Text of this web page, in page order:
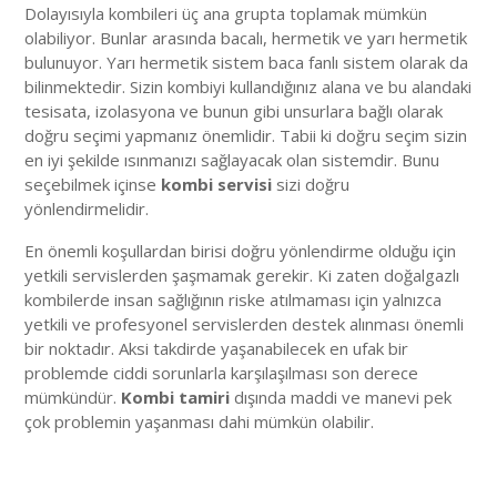
Dolayısıyla kombileri üç ana grupta toplamak mümkün
olabiliyor. Bunlar arasında bacalı, hermetik ve yarı hermetik
bulunuyor. Yarı hermetik sistem baca fanlı sistem olarak da
bilinmektedir. Sizin kombiyi kullandığınız alana ve bu alandaki
tesisata, izolasyona ve bunun gibi unsurlara bağlı olarak
doğru seçimi yapmanız önemlidir. Tabii ki doğru seçim sizin
en iyi şekilde ısınmanızı sağlayacak olan sistemdir. Bunu
seçebilmek içinse kombi servisi sizi doğru
yönlendirmelidir.
En önemli koşullardan birisi doğru yönlendirme olduğu için
yetkili servislerden şaşmamak gerekir. Ki zaten doğalgazlı
kombilerde insan sağlığının riske atılmaması için yalnızca
yetkili ve profesyonel servislerden destek alınması önemli
bir noktadır. Aksi takdirde yaşanabilecek en ufak bir
problemde ciddi sorunlarla karşılaşılması son derece
mümkündür. Kombi tamiri dışında maddi ve manevi pek
çok problemin yaşanması dahi mümkün olabilir.